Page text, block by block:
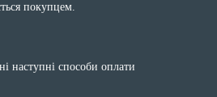
покупцем.
наступні способи оплати